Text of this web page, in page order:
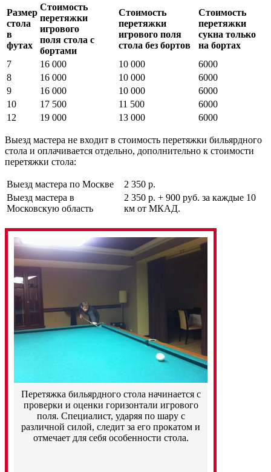
Размер
стола
в
футах
Стоимость
перетяжки
игрового
поля стола с
бортами
Стоимость
перетяжки
игрового поля
стола без бортов
Стоимость
перетяжки
сукна только
на бортах
7
16 000 10 000
6000
8
16 000 10 000
6000
9
16 000 10 000
6000
10
17 500 11 500
6000
12
19 000 13 000 6000
Выезд мастера не входит в стоимость перетяжки бильярдного
стола и оплачивается отдельно, дополнительно к стоимости
перетяжки стола:
Выезд мастера по Москве
2 350 р.
Выезд мастера в
Московскую область
2 350 р. + 900 руб. за каждые 10
км от МКАД.
Перетяжка бильярдного стола начинается с
проверки и оценки горизонтали игрового
поля. Специалист, ударяя по шару с
различной силой, следит за его прокатом и
отмечает для себя особенности стола.